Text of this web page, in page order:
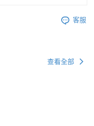
客服
查看全部